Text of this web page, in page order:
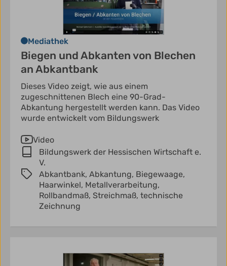
Mediathek
Biegen und Abkanten von Blechen
an Abkantbank
Dieses Video zeigt, wie aus einem
zugeschnittenen Blech eine 90-Grad-
Abkantung hergestellt werden kann. Das Video
wurde entwickelt vom Bildungswerk
Video
Bildungswerk der Hessischen Wirtschaft e.
V.
Abkantbank, Abkantung, Biegewaage,
Haarwinkel, Metallverarbeitung,
Rollbandmaß, Streichmaß, technische
Zeichnung